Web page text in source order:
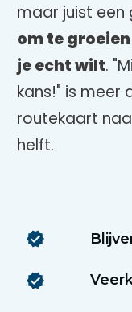
maar juist een
om te
je echt wilt.
kans!" is meer
routekaart
helft.